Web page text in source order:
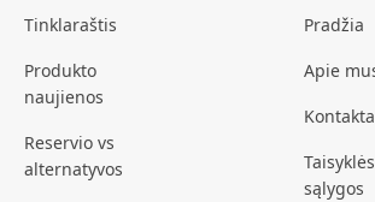
Tinklaraštis
Produkto
naujienos
Reservio vs
alternatyvos
Pradžia
Apie
sąlygos